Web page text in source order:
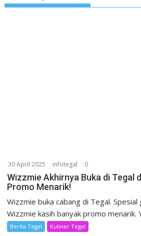
30 April 2025 infotegal 0
Wizzmie Akhirnya Buka di Tegal
Promo Menarik!
Wizzmie buka cabang di Tegal.
Wizzmie kasih banyak promo menarik.
Berita Tegal Kuliner Tegal